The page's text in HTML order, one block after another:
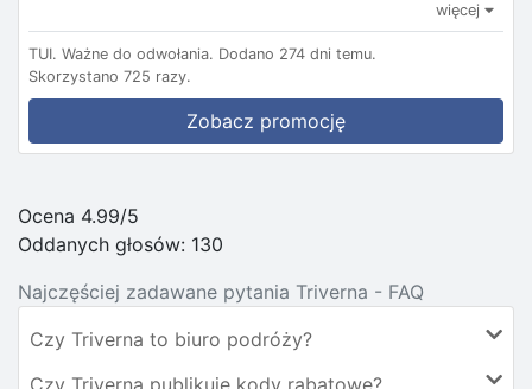
więcej
TUI. Ważne do odwołania. Dodano 274 dni temu.
Skorzystano 725 razy.
Zobacz promocję
Ocena 4.99/5
Oddanych głosów: 130
Najczęściej zadawane pytania Triverna - FAQ
Czy Triverna to biuro podróży?